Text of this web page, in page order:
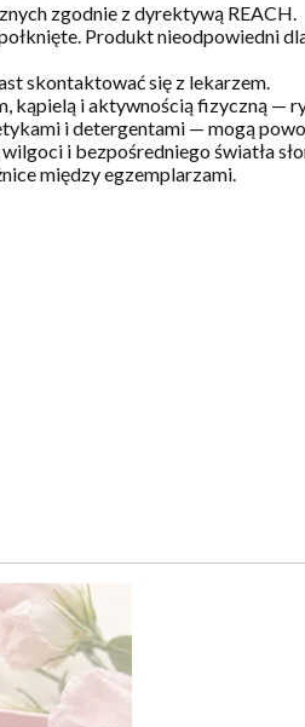
zgodnie z dyrektywą REACH.
Produkt nieodpowiedni
skontaktować się z lekarzem.
kąpielą i aktywnością fizyczną —
i detergentami — mogą
i bezpośredniego światła
między egzemplarzami.